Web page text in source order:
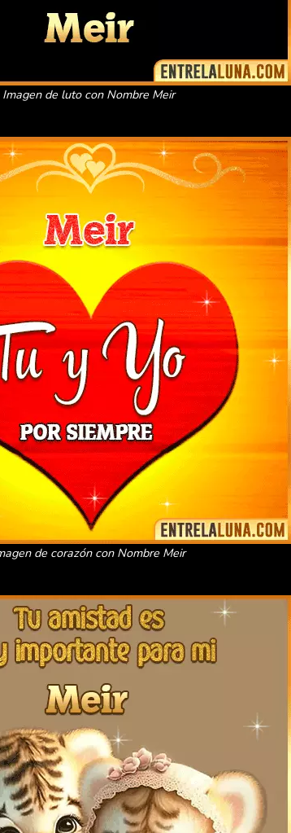
Imagen de luto con Nombre Meir
de corazón con Nombre Meir